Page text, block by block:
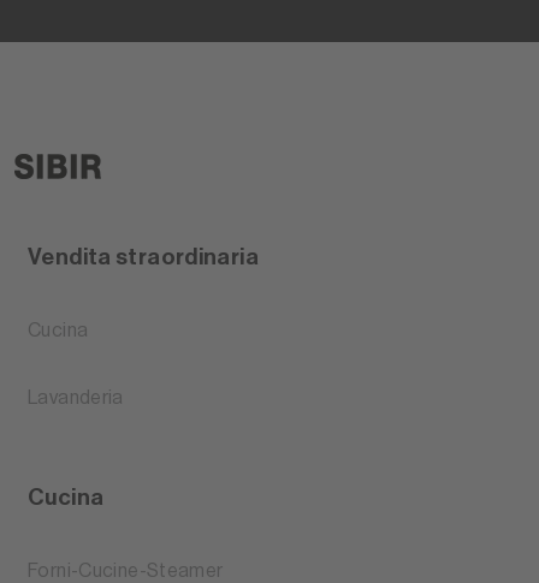
Vendita straordinaria
Cucina
Lavanderia
Cucina
Forni-Cucine-Steamer